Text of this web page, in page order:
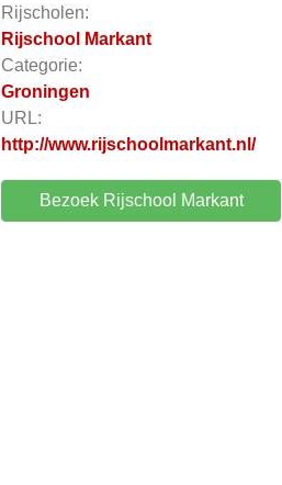
Rijscholen:
Rijschool Markant
Categorie:
Groningen
URL:
http://www.rijschoolmarkant.nl/
Bezoek Rijschool Markant